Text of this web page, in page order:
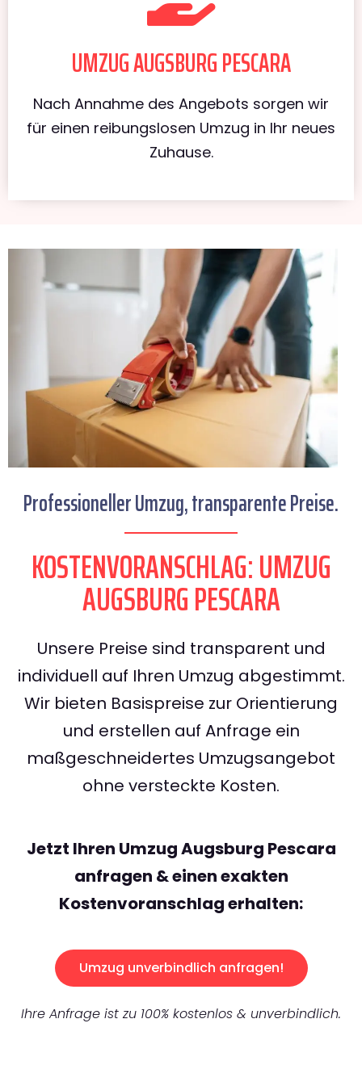
UMZUG AUGSBURG PESCARA
Nach Annahme des Angebots sorgen wir
für einen reibungslosen Umzug in Ihr neues
Zuhause.
Professioneller Umzug, transparente Preise.
KOSTENVORANSCHLAG: UMZUG
AUGSBURG PESCARA
Unsere Preise sind transparent und
individuell auf Ihren Umzug abgestimmt.
Wir bieten Basispreise zur Orientierung
und erstellen auf Anfrage ein
maßgeschneidertes Umzugsangebot
ohne versteckte Kosten.
Jetzt Ihren Umzug Augsburg Pescara
anfragen & einen exakten
Kostenvoranschlag erhalten:
Umzug unverbindlich anfragen!
Ihre Anfrage ist zu 100% kostenlos & unverbindlich.